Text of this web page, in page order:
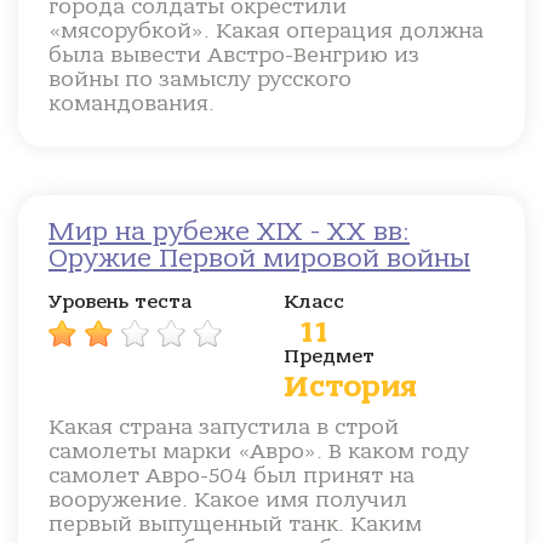
города солдаты окрестили
«мясорубкой». Какая операция должна
была вывести Австро-Венгрию из
войны по замыслу русского
командования.
Мир на рубеже XIX - XX вв:
Оружие Первой мировой войны
Уровень теста Класс
11
Предмет
История
Какая страна запустила в строй
самолеты марки «Авро». В каком году
самолет Авро-504 был принят на
вооружение. Какое имя получил
первый выпущенный танк. Каким